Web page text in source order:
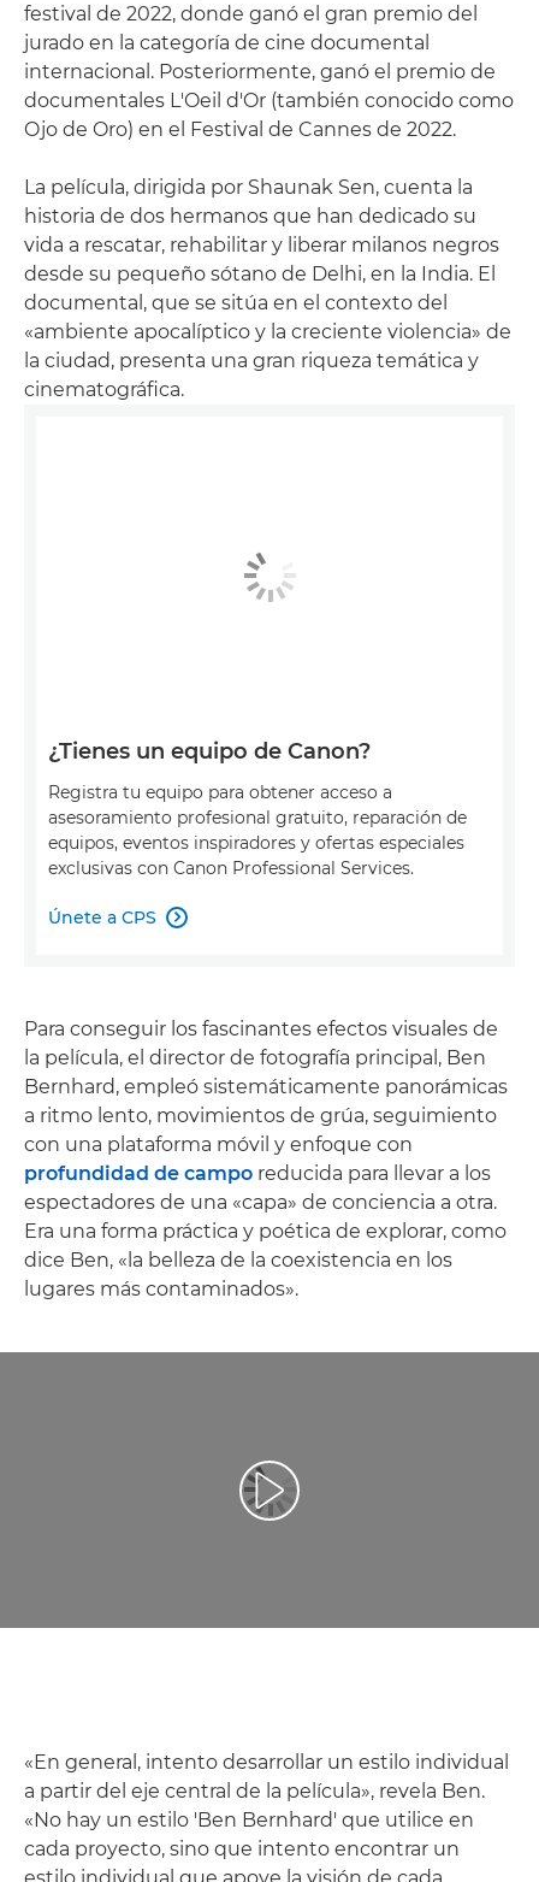
festival de 2022, donde ganó el gran premio del
jurado en la categoría de cine documental
internacional. Posteriormente, ganó el premio de
documentales L'Oeil d'Or (también conocido como
Ojo de Oro) en el Festival de Cannes de 2022.
La película, dirigida por Shaunak Sen, cuenta la
historia de dos hermanos que han dedicado su
vida a rescatar, rehabilitar y liberar milanos negros
desde su pequeño sótano de Delhi, en la India. El
documental, que se sitúa en el contexto del
«ambiente apocalíptico y la creciente violencia» de
la ciudad, presenta una gran riqueza temática y
cinematográfica.
¿Tienes un equipo de Canon?
Registra tu equipo para obtener acceso a
asesoramiento profesional gratuito, reparación de
equipos, eventos inspiradores y ofertas especiales
exclusivas con Canon Professional Services.
Únete a CPS 
Para conseguir los fascinantes efectos visuales de
la película, el director de fotografía principal, Ben
Bernhard, empleó sistemáticamente panorámicas
a ritmo lento, movimientos de grúa, seguimiento
con una plataforma móvil y enfoque con
profundidad de campo reducida para llevar a los
espectadores de una «capa» de conciencia a otra.
Era una forma práctica y poética de explorar, como
dice Ben, «la belleza de la coexistencia en los
lugares más contaminados».
Reproducir vídeo
«En general, intento desarrollar un estilo individual
a partir del eje central de la película», revela Ben.
«No hay un estilo 'Ben Bernhard' que utilice en
cada proyecto, sino que intento encontrar un